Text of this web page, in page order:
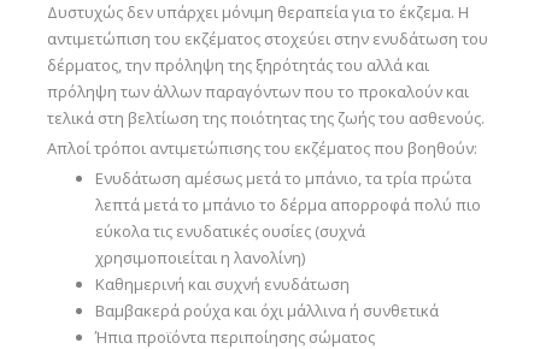
Δυστυχώς δεν υπάρχει μόνιμη θεραπεία για το έκζεμα. Η
αντιμετώπιση του εκζέματος στοχεύει στην ενυδάτωση του
δέρματος, την πρόληψη της ξηρότητάς του αλλά και
πρόληψη των άλλων παραγόντων που το προκαλούν και
τελικά στη βελτίωση της ποιότητας της ζωής του ασθενούς.
Απλοί τρόποι αντιμετώπισης του εκζέματος που βοηθούν:
Ενυδάτωση αμέσως μετά το μπάνιο, τα τρία πρώτα
λεπτά μετά το μπάνιο το δέρμα απορροφά πολύ πιο
εύκολα τις ενυδατικές ουσίες (συχνά
χρησιμοποιείται η λανολίνη)
Καθημερινή και συχνή ενυδάτωση
Βαμβακερά ρούχα και όχι μάλλινα ή συνθετικά
Ήπια προϊόντα περιποίησης σώματος